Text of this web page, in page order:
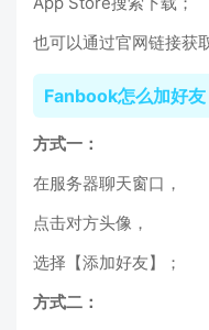
也可以通过官网链接获
Fanbook怎么加好友
方式一：
在服务器聊天窗口，
点击对方头像，
选择【添加好友】；
方式二：